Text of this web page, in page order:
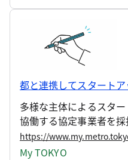
都と連携してスタート
多様な主体によるスタ
協働する協定事業者を採
My TOKYO